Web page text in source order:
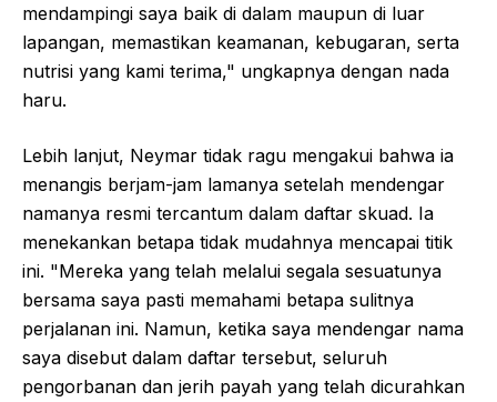
mendampingi saya baik di dalam maupun di luar
lapangan, memastikan keamanan, kebugaran, serta
nutrisi yang kami terima," ungkapnya dengan nada
haru.
Lebih lanjut, Neymar tidak ragu mengakui bahwa ia
menangis berjam-jam lamanya setelah mendengar
namanya resmi tercantum dalam daftar skuad. Ia
menekankan betapa tidak mudahnya mencapai titik
ini. "Mereka yang telah melalui segala sesuatunya
bersama saya pasti memahami betapa sulitnya
perjalanan ini. Namun, ketika saya mendengar nama
saya disebut dalam daftar tersebut, seluruh
pengorbanan dan jerih payah yang telah dicurahkan